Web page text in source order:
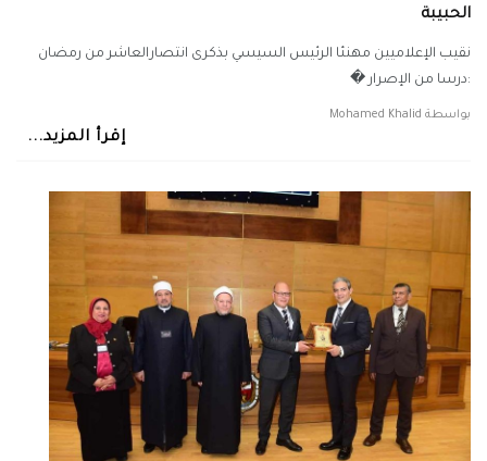
الحبيبة
نقيب الإعلاميين مهنئا الرئيس السيسي بذكرى انتصارالعاشر من رمضان
:درسا من الإصرار �
بواسطة Mohamed Khalid
إقرأ المزيد...